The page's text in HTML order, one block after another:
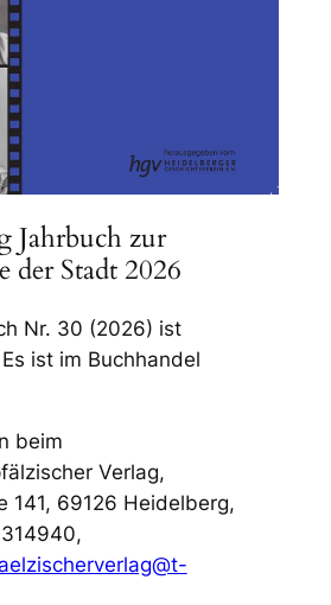
Jahrbuch zur
der Stadt 2026
Nr. 30 (2026) ist
ist im Buchhandel
beim
Verlag,
141, 69126 Heidelberg,